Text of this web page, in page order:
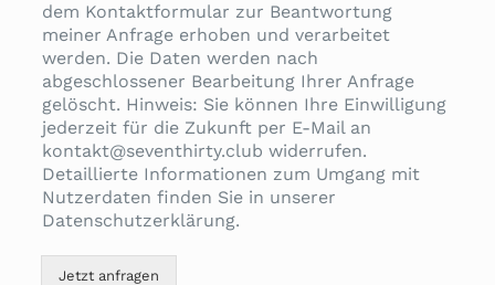
dem Kontaktformular zur Beantwortung
meiner Anfrage erhoben und verarbeitet
werden. Die Daten werden nach
abgeschlossener Bearbeitung Ihrer Anfrage
gelöscht. Hinweis: Sie können Ihre Einwilligung
jederzeit für die Zukunft per E-Mail an
kontakt@seventhirty.club widerrufen.
Detaillierte Informationen zum Umgang mit
Nutzerdaten finden Sie in unserer
Datenschutzerklärung.
Jetzt anfragen